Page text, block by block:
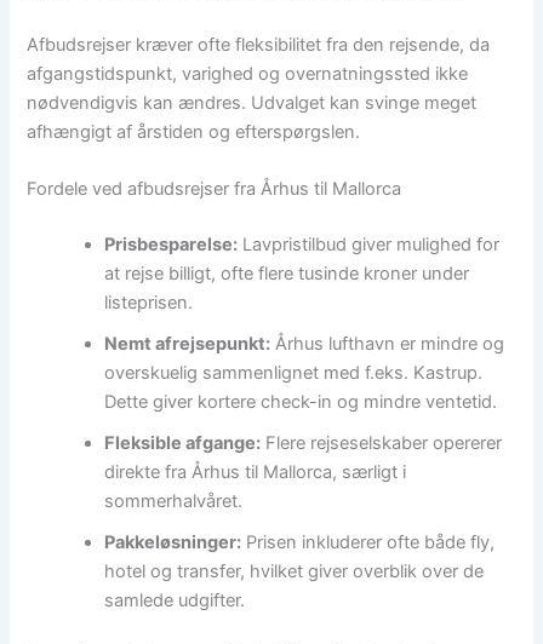
Afbudsrejser kræver ofte fleksibilitet fra den rejsende, da
afgangstidspunkt, varighed og overnatningssted ikke
nødvendigvis kan ændres. Udvalget kan svinge meget
afhængigt af årstiden og efterspørgslen.
Fordele ved afbudsrejser fra Århus til Mallorca
Prisbesparelse: Lavpristilbud giver mulighed for
at rejse billigt, ofte flere tusinde kroner under
listeprisen.
Nemt afrejsepunkt: Århus lufthavn er mindre og
overskuelig sammenlignet med f.eks. Kastrup.
Dette giver kortere check-in og mindre ventetid.
Fleksible afgange: Flere rejseselskaber opererer
direkte fra Århus til Mallorca, særligt i
sommerhalvåret.
Pakkeløsninger: Prisen inkluderer ofte både fly,
hotel og transfer, hvilket giver overblik over de
samlede udgifter.